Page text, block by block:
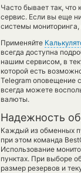
Часто бывает так, что
сервис. Если вы еще
системы мониторинга,
Применяйте
всегда доступна
нашим сервисом, в
которой есть
Telegram оповещение
всегда можете
валюты.
Надежность
Каждый из обменных
при этом команда
Использование
пунктах. При выборе
размер резервов и